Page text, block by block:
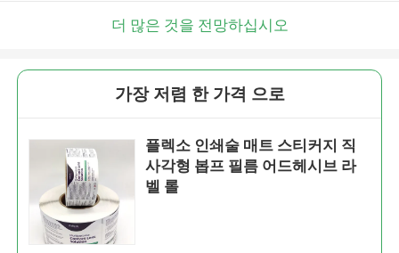
더 많은 것을 전망하십시오
가장 저렴 한 가격 으로
플렉소 인쇄술 매트 스티커지 직
사각형 봅프 필름 어드헤시브 라
벨 롤